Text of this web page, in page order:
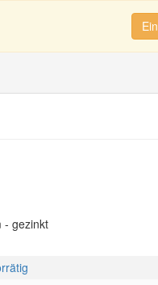
- gezinkt